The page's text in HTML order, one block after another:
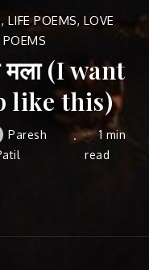
, LIFE POEMS, LOVE
POEMS
मला (I want
like this)
Paresh
1 min
read